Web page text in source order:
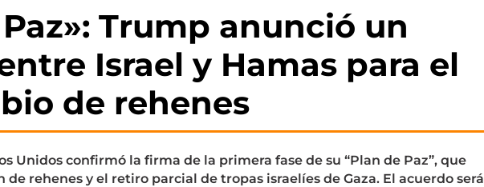
Trump anunció un
Israel y Hamas para el
de rehenes
Unidos confirmó la firma de la primera fase de su “Plan de Paz”, que
rehenes y el retiro parcial de tropas israelíes de Gaza. El acuerdo será